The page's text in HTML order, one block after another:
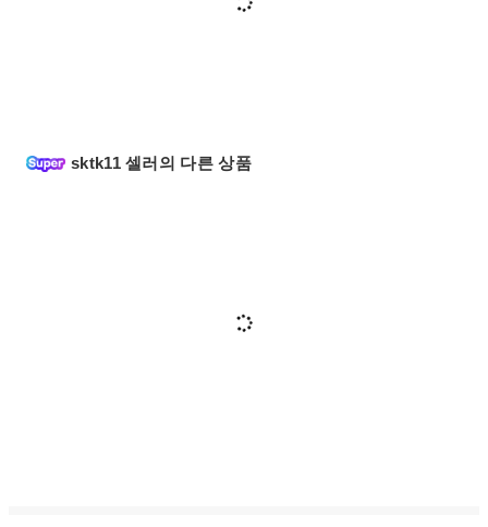
sktk11 셀러의 다른 상품